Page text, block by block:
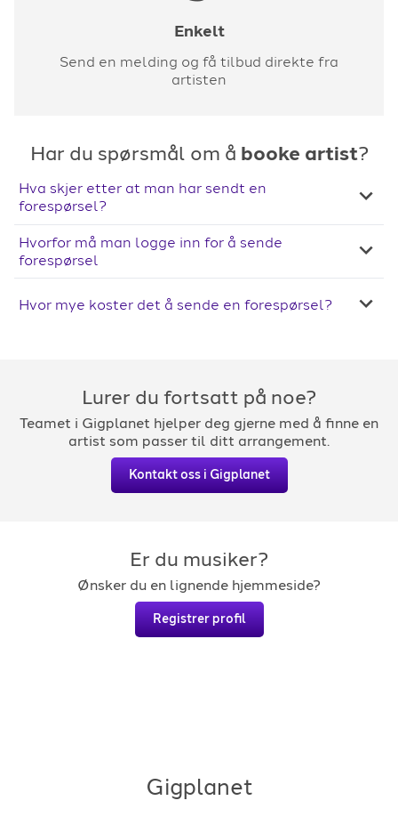
Enkelt
Send en melding og få tilbud direkte fra
artisten
Har du spørsmål om å booke artist?
Hva skjer etter at man har sendt en
forespørsel?
Hvorfor må man logge inn for å sende
forespørsel
Hvor mye koster det å sende en forespørsel?
Lurer du fortsatt på noe?
Teamet i Gigplanet hjelper deg gjerne med å finne en
artist som passer til ditt arrangement.
Kontakt oss i Gigplanet
Er du musiker?
Ønsker du en lignende hjemmeside?
Registrer profil
Gigplanet